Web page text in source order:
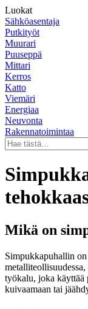
Luokat
Sähköasentaja
Putkityöt
Muurari
Puuseppä
Mittari
Kerros
Katto
Viemäri
Energiaa
Neuvonta
Rakennatoimintaa
Mikä on
Simpukkapuhallin
työkalu, joka käyttää
kuivaamaan tai